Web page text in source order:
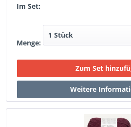
Im Set:
Menge: